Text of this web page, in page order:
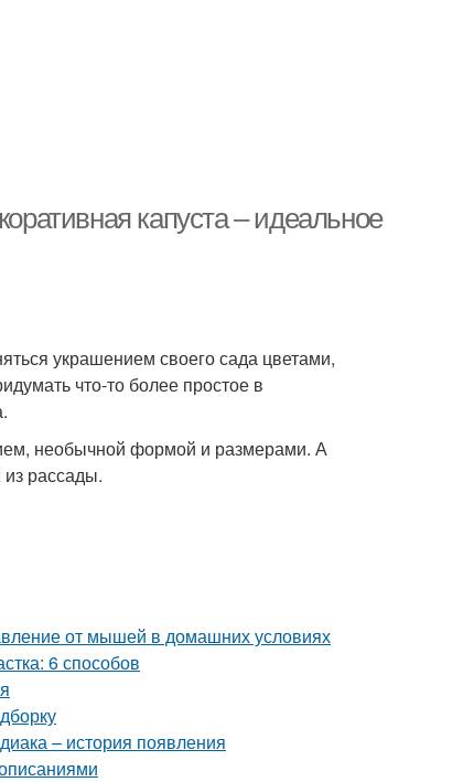
капуста – идеальное
украшением своего сада цветами,
что-то более простое в
необычной формой и размерами. А
рассады.
от мышей в домашних условиях
6 способов
– история появления